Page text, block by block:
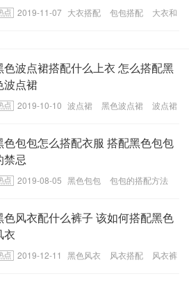
2019-11-07 大衣搭配 包包搭配
大衣和
色波点裙搭配什么上衣 怎么搭配黑
波点裙
2019-10-10 波点裙 黑色波点裙
波点裙
色包包怎么搭配衣服 搭配黑色包包
禁忌
2019-08-05 黑色包包
包包的搭配方法
色风衣配什么裤子 该如何搭配黑色
衣
2019-12-11 黑色风衣 风衣搭配
风衣裤